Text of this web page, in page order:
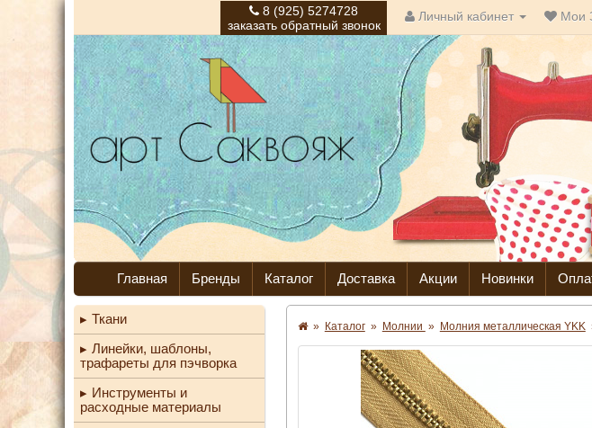
8 (925) 5274728
заказать обратный звонок
Личный кабинет Мои
Главная Бренды Каталог Доставка Акции Новинки
Ткани
Линейки, шаблоны,
трафареты для пэчворка
Инструменты и
расходные материалы
» Каталог » Молнии » Молния металлическая YKK